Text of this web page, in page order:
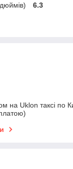
6.3
на Uklon таксі по